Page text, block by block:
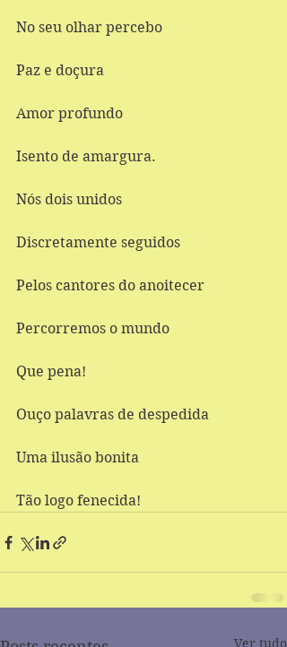
No seu olhar percebo
Paz e doçura
Amor profundo
Isento de amargura.
Nós dois unidos
Discretamente seguidos
Pelos cantores do anoitecer
Percorremos o mundo
Que pena!
Ouço palavras de despedida
Uma ilusão bonita
Tão logo fenecida!
Ver tudo